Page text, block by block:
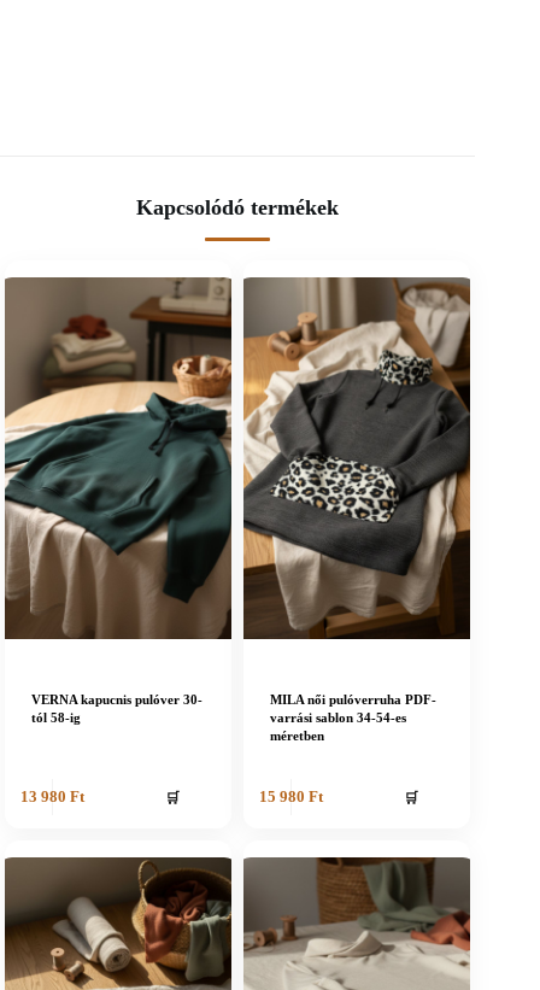
Kapcsolódó termékek
VERNA kapucnis pulóver 30-
tól 58-ig
13 980 Ft 🛒
MILA női pulóverruha PDF-
varrási sablon 34-54-es
méretben
15 980 Ft 🛒